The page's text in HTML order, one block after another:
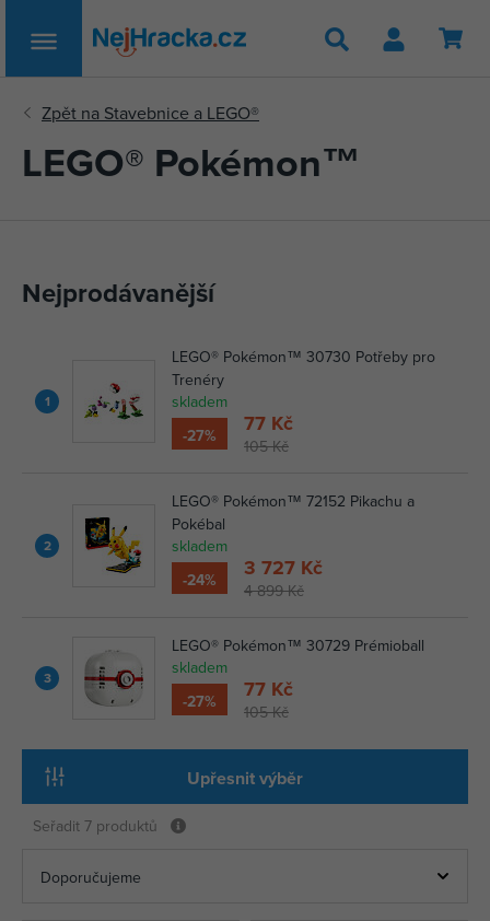
Hledat
LEGO® Pokémon™
Nejprodávanější
1
LEGO® Pokémon™ 30730 Potřeby pro
Trenéry
skladem
-27%
105 Kč
77 Kč
2
LEGO® Pokémon™ 72152 Pikachu a
Pokébal
skladem
-24%
4 899 Kč
3 727 Kč
3
LEGO® Pokémon™ 30729 Prémioball
skladem
-27%
105 Kč
77 Kč
Upřesnit výběr
Seřadit 7 produktů